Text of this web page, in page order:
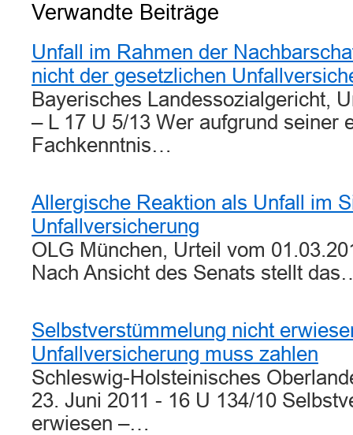
Verwandte Beiträge
Unfall im Rahmen der
nicht der gesetzlichen
Bayerisches Landessozialgericht,
– L 17 U 5/13 Wer aufgrund seiner
Fachkenntnis…
Allergische Reaktion als Unfall im
Unfallversicherung
OLG München, Urteil vom
Nach Ansicht des Senats stellt
Selbstverstümmelung nicht
Unfallversicherung muss zahlen
Schleswig-Holsteinisches
23. Juni 2011 - 16 U 134/10
erwiesen –…